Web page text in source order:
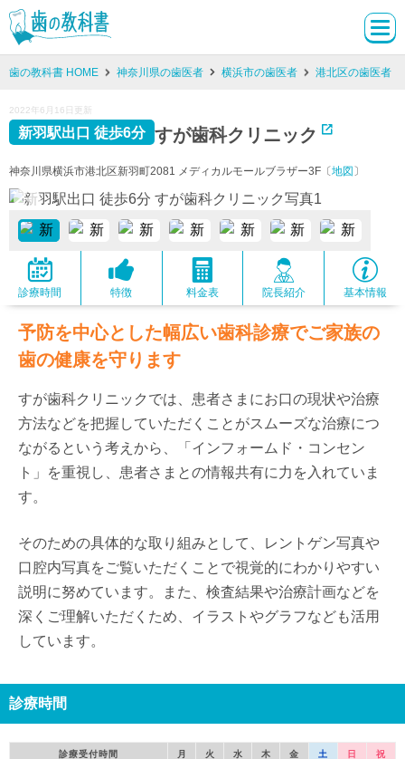
歯の教科書 HOME 神奈川県の歯医者 横浜市の歯医者 港北区の歯医者
2022年6月16日更新
すが歯科クリニック
新羽駅出口 徒歩6分
神奈川県横浜市港北区新羽町2081 メディカルモールブラザー3F〔地図 〕
診療時間 特徴 料金表 院長紹介 基本情報
予防を中心とした幅広い歯科診療でご家族の
歯の健康を守ります
すが歯科クリニックでは、患者さまにお口の現状や治療
方法などを把握していただくことがスムーズな治療につ
ながるという考えから、「インフォームド・コンセン
ト」を重視し、患者さまとの情報共有に力を入れていま
す。
そのための具体的な取り組みとして、レントゲン写真や
口腔内写真をご覧いただくことで視覚的にわかりやすい
説明に努めています。また、検査結果や治療計画などを
深くご理解いただくため、イラストやグラフなども活用
しています。
診療時間
診療受付時間 月 火 水 木 金 土 日 祝